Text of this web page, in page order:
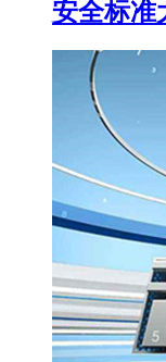
安全标准